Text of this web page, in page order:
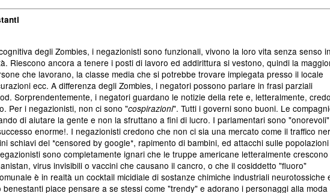
degli Zombies, i negazionisti sono funzionali, vivono la loro vita senza senso in
Riescono ancora a tenere i posti di lavoro ed addirittura si vestono, quindi la
che lavorano, la classe media che si potrebbe trovare impiegata presso il locale
ecc. A differenza degli Zombies, i negatori possono parlare in frasi parziali
Sorprendentemente, i negatori guardano le notizie della rete e, letteralmente,
Per i negazionisti, non ci sono "cospirazioni". Tutti i governi sono buoni. Le
di aiutare la gente e non la sfruttano a fini di lucro. I parlamentari sono
enorme!. I negazionisti credono che non ci sia una mercato come il traffico
schiavi del *censored by google*, rapimento di bambini, ed attacchi sulle popolazioni
sono completamente ignari che le truppe americane letteralmente crescono
virus invisibili o vaccini che causano il cancro, o che il cosiddetto "fluoro"
è in realtà un cocktail micidiale di sostanze chimiche industriali neurotossiche
benestanti piace pensare a se stessi come "trendy" e adorano i personaggi alla moda